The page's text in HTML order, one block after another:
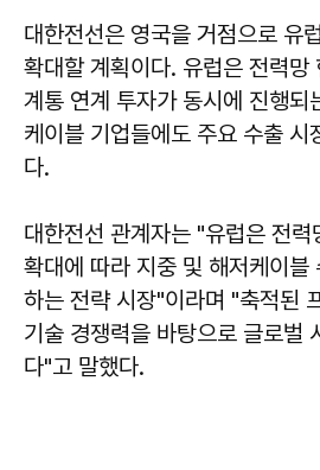
대한전선은 영국을 거점으로 유
확대할 계획이다. 유럽은 전력망
계통 연계 투자가 동시에 진행되
케이블 기업들에도 주요 수출 시
다.
대한전선 관계자는 "유럽은 전력
확대에 따라 지중 및 해저케이블
하는 전략 시장"이라며 "축적된
기술 경쟁력을 바탕으로 글로벌
다"고 말했다.